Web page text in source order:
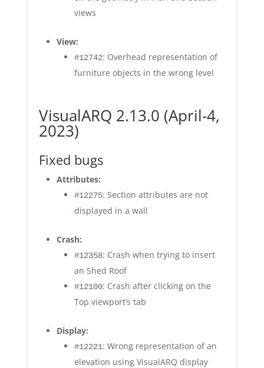
views
View:
#12742: Overhead representation of
furniture objects in the wrong level
VisualARQ 2.13.0 (April-4,
2023)
Fixed bugs
Attributes:
#12275: Section attributes are not
displayed in a wall
Crash:
#12358: Crash when trying to insert
an Shed Roof
#12100: Crash after clicking on the
Top viewport’s tab
Display:
#12221: Wrong representation of an
elevation using VisualARQ display